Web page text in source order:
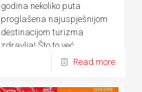
godina nekoliko puta
proglašena najuspješnijom
destinacijom turizma
zdravlja! Što to već
[…] Read more